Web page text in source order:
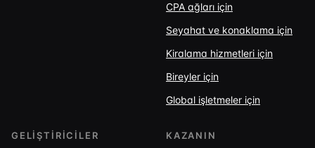
CPA ağları için
Seyahat ve konaklama için
Kiralama hizmetleri için
Bireyler için
Global işletmeler için
GELIŞTIRICILER KAZANIN